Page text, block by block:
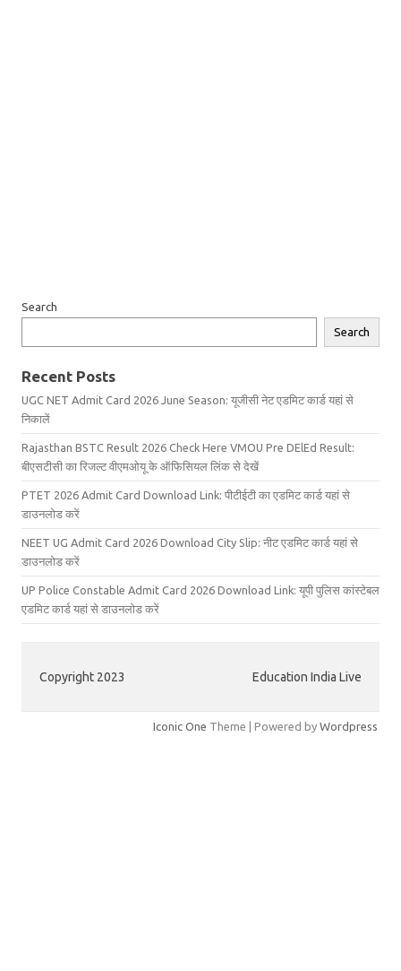
Search
Search
Recent Posts
UGC NET Admit Card 2026 June Season: यूजीसी नेट एडमिट कार्ड यहां से
निकालें
Rajasthan BSTC Result 2026 Check Here VMOU Pre DElEd Result:
बीएसटीसी का रिजल्ट वीएमओयू के ऑफिसियल लिंक से देखें
PTET 2026 Admit Card Download Link: पीटीईटी का एडमिट कार्ड यहां से
डाउनलोड करें
NEET UG Admit Card 2026 Download City Slip: नीट एडमिट कार्ड यहां से
डाउनलोड करें
UP Police Constable Admit Card 2026 Download Link: यूपी पुलिस कांस्टेबल
एडमिट कार्ड यहां से डाउनलोड करें
Copyright 2023 Education India Live
Iconic One Theme | Powered by Wordpress